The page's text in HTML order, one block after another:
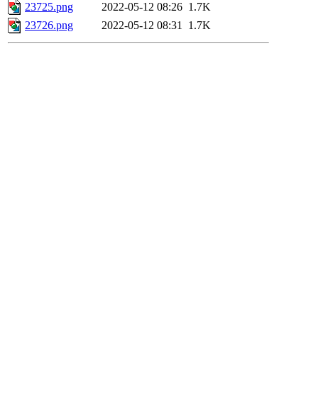
23725.png
2022-05-12 08:26 1.7K
23726.png
2022-05-12 08:31 1.7K